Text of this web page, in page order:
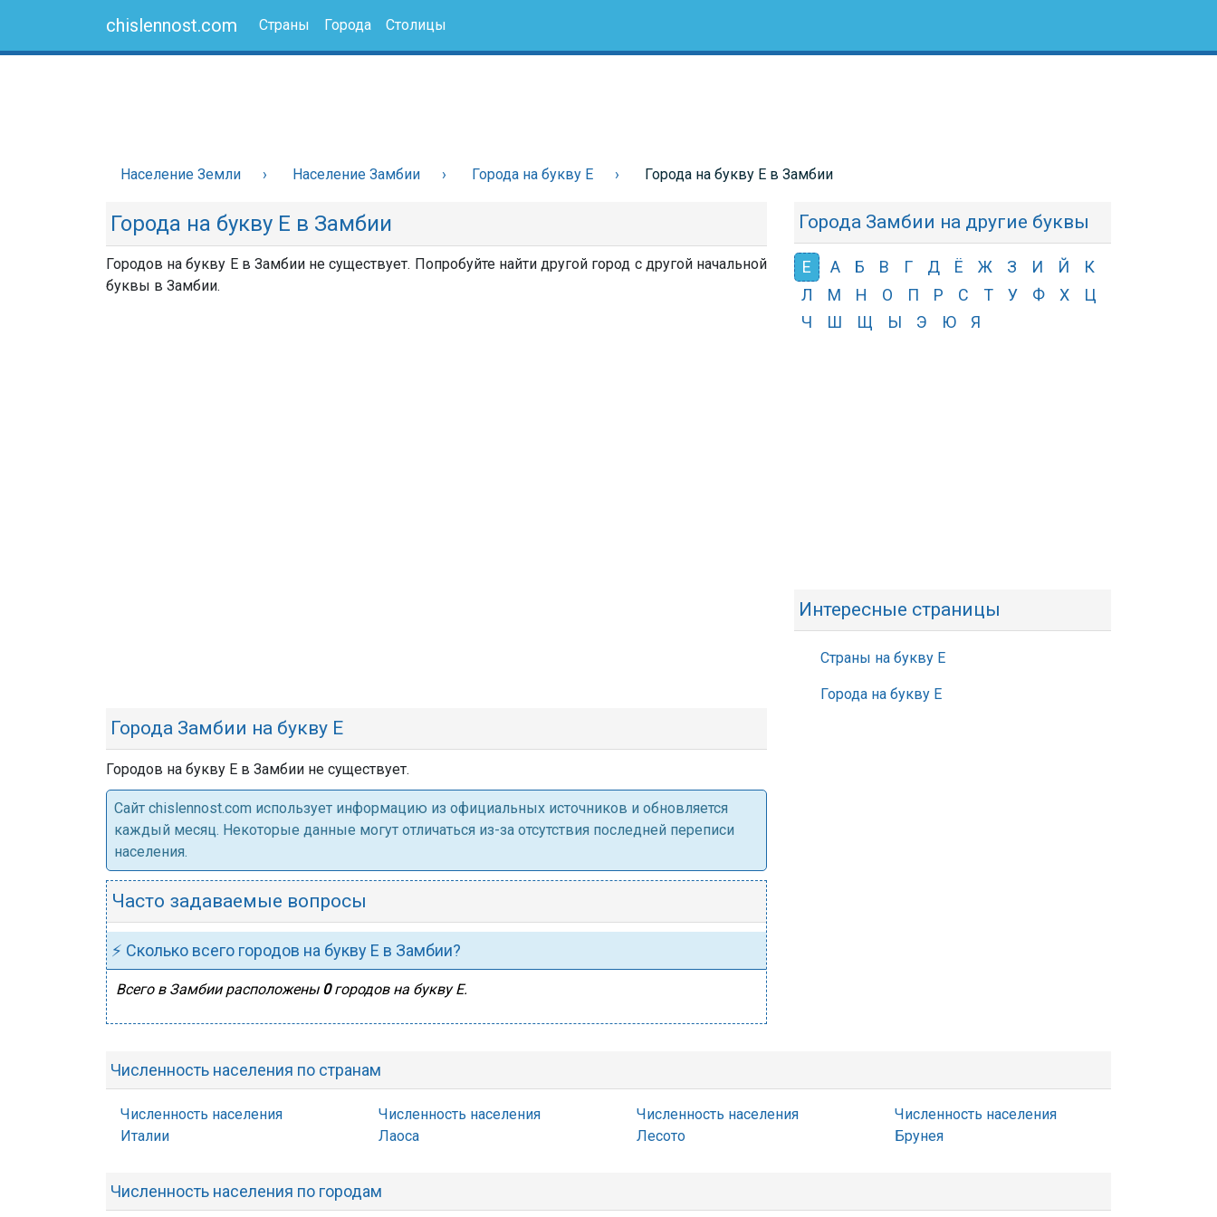
chislennost.com Страны Города Столицы
Население Земли Население Замбии Города на букву Е Города на букву Е в Замбии
Города на букву Е в Замбии
Городов на букву Е в Замбии не существует. Попробуйте найти другой город с другой начальной
буквы в Замбии.
Города Замбии на букву Е
Городов на букву Е в Замбии не существует.
Cайт chislennost.com использует информацию из официальных источников и обновляется
каждый месяц. Некоторые данные могут отличаться из-за отсутствия последней переписи
населения.
Часто задаваемые вопросы
⚡ Сколько всего городов на букву Е в Замбии?
Всего в Замбии расположены 0городов на букву Е.
Города Замбии на другие буквы
Е А Б В Г Д Ё Ж З И Й
К
Л
М Н О П Р С Т У Ф Х
Ц
Ч
Ш Щ Ы Э Ю Я
Интересные страницы
Страны на букву Е
Города на букву Е
Численность населения по странам
Численность населения
Италии
Численность населения
Лаоса
Численность населения
Лесото
Численность населения
Брунея
Численность населения по городам